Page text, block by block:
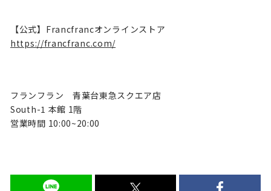
【公式】Francfrancオンラインストア
https://francfranc.com/
フランフラン 青葉台東急スクエア店
South-1 本館 1階
営業時間 10:00~20:00